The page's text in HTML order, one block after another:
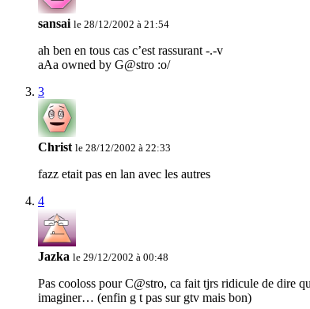
sansai le 28/12/2002 à 21:54
ah ben en tous cas c’est rassurant -.-v
aAa owned by G@stro :o/
3
Christ le 28/12/2002 à 22:33
fazz etait pas en lan avec les autres
4
Jazka le 29/12/2002 à 00:48
Pas cooloss pour C@stro, ca fait tjrs ridicule de dire
imaginer… (enfin g t pas sur gtv mais bon)